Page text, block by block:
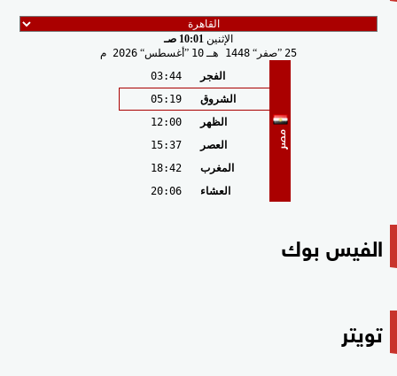
الإثنين 10:01 صـ
25 صفر 1448 هـ 10 أغسطس 2026 م
مصر
الفجر
03:44
الشروق
05:19
الظهر
12:00
العصر
15:37
المغرب
18:42
العشاء
20:06
الفيس بوك
تويتر